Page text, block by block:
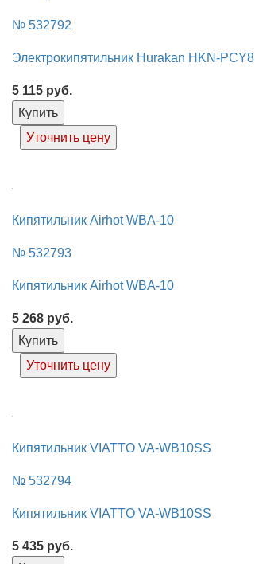
№ 532792
Электрокипятильник Hurakan HKN-PCY8
5 115 руб.
Купить
Уточнить цену
Кипятильник Airhot WBA-10
№ 532793
Кипятильник Airhot WBA-10
5 268 руб.
Купить
Уточнить цену
Кипятильник VIATTO VA-WB10SS
№ 532794
Кипятильник VIATTO VA-WB10SS
5 435 руб.